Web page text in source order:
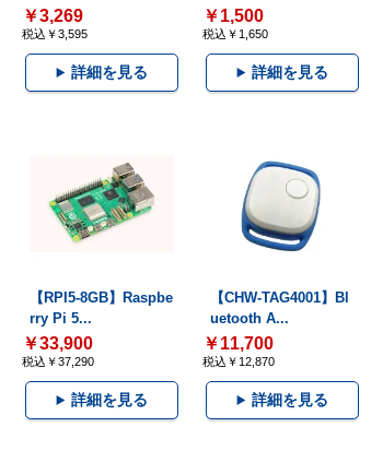
￥3,269
税込￥3,595
詳細を見る
￥1,500
税込￥1,650
詳細を見る
【RPI5-8GB】Raspbe
rry Pi 5...
￥33,900
税込￥37,290
詳細を見る
【CHW-TAG4001】Bl
uetooth A...
￥11,700
税込￥12,870
詳細を見る